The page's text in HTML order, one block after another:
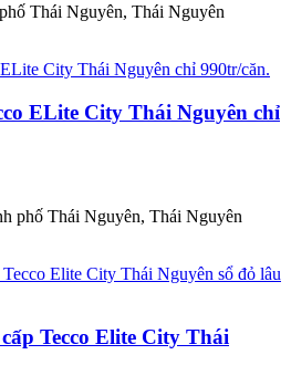
Thái Nguyên, Thái Nguyên
ELite City Thái Nguyên chỉ
phố Thái Nguyên, Thái Nguyên
Tecco Elite City Thái